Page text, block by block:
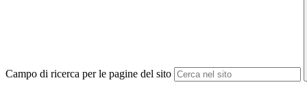
Campo di ricerca per le pagine del sito